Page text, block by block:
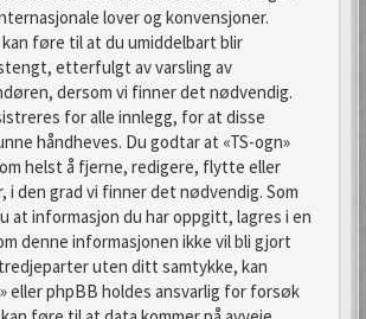
lover og konvensjoner.
føre til at du umiddelbart blir
etterfulgt av varsling av
dersom vi finner det nødvendig.
for alle innlegg, for at disse
håndheves. Du godtar at «TS-ogn»
helst å fjerne, redigere, flytte eller
i den grad vi finner det nødvendig. Som
at informasjon du har oppgitt, lagres i en
denne informasjonen ikke vil bli gjort
uten ditt samtykke, kan
eller phpBB holdes ansvarlig for forsøk